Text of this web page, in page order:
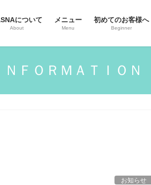
について
About
メニュー
Menu
初めてのお客様へ
Beginner
ＮＦＯＲＭＡＴＩＯＮ
お知らせ